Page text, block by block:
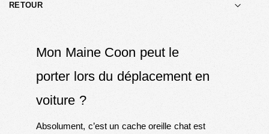
RETOUR
Mon Maine Coon peut le
porter lors du déplacement en
voiture ?
Absolument, c’est un cache oreille chat est